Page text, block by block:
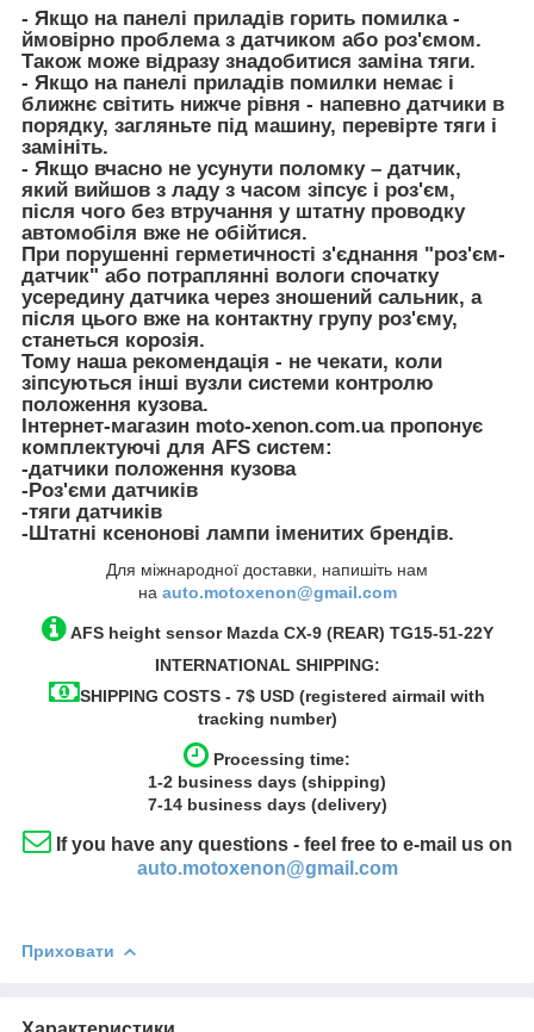
- Якщо на панелі приладів горить помилка -
ймовірно проблема з датчиком або роз'ємом.
Також може відразу знадобитися заміна тяги.
- Якщо на панелі приладів помилки немає і
ближнє світить нижче рівня - напевно датчики в
порядку, загляньте під машину, перевірте тяги і
замініть.
- Якщо вчасно не усунути поломку – датчик,
який вийшов з ладу з часом зіпсує і роз'єм,
після чого без втручання у штатну проводку
автомобіля вже не обійтися.
При порушенні герметичності з'єднання "роз'єм-
датчик" або потраплянні вологи спочатку
усередину датчика через зношений сальник, а
після цього вже на контактну групу роз'єму,
станеться корозія.
Тому наша рекомендація - не чекати, коли
зіпсуються інші вузли системи контролю
положення кузова.
Інтернет-магазин moto-xenon.com.ua пропонує
комплектуючі для AFS систем:
-датчики положення кузова
-Роз'єми датчиків
-тяги датчиків
-Штатні ксенонові лампи іменитих брендів.
Для міжнародної доставки, напишіть нам
на auto.motoxenon@gmail.com
AFS height sensor Mazda CX-9(REAR) TG15-51-22Y
INTERNATIONAL SHIPPING:
SHIPPING COSTS - 7$ USD (registered airmail with
tracking number)
Processing time:
1-2 business days (shipping)
7-14 business days (delivery)
If you have any questions - feel free to e-mail us on
auto.motoxenon@gmail.com
Приховати